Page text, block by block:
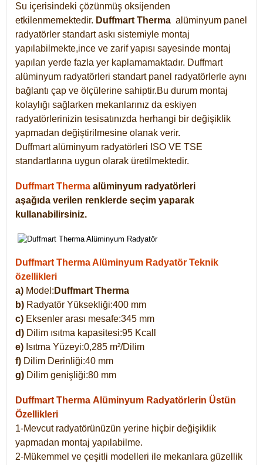
Su içerisindeki çözünmüş oksijenden
etkilenmemektedir. Duffmart Therma alüminyum panel
radyatörler standart askı sistemiyle montaj
yapılabilmekte,ince ve zarif yapısı sayesinde montaj
yapılan yerde fazla yer kaplamamaktadır. Duffmart
alüminyum radyatörleri standart panel radyatörlerle aynı
bağlantı çap ve ölçülerine sahiptir.Bu durum montaj
kolaylığı sağlarken mekanlarınız da eskiyen
radyatörlerinizin tesisatınızda herhangi bir değişiklik
yapmadan değiştirilmesine olanak verir.
Duffmart alüminyum radyatörleri ISO VE TSE
standartlarına uygun olarak üretilmektedir.
Duffmart Therma alüminyum radyatörleri
aşağıda verilen renklerde seçim yaparak
kullanabilirsiniz.
Duffmart Therma Alüminyum Radyatör Teknik
özellikleri
a) Model: Duffmart Therma
b) Radyatör Yüksekliği:400 mm
c) Eksenler arası mesafe:345 mm
d) Dilim ısıtma kapasitesi:95 Kcall
e) Isıtma Yüzeyi:0,285 m²/Dilim
f) Dilim Derinliği:40 mm
g) Dilim genişliği:80 mm
Duffmart Therma Alüminyum Radyatörlerin Üstün
Özellikleri
1-Mevcut radyatörünüzün yerine hiçbir değişiklik
yapmadan montaj yapılabilme.
2-Mükemmel ve çeşitli modelleri ile mekanlara güzellik